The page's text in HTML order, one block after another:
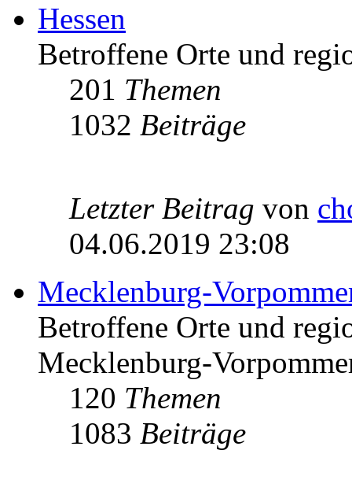
Hessen
Betroffene Orte und
201 Themen
1032 Beiträge
Letzter Beitrag von
04.06.2019 23:08
Mecklenburg-
Betroffene Orte und
Mecklenburg-
120 Themen
1083 Beiträge